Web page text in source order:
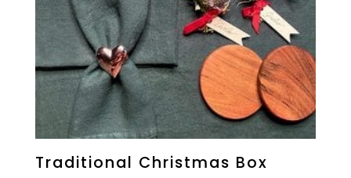
Traditional Christmas Box